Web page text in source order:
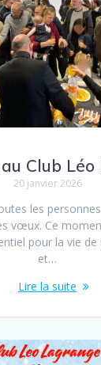
Club
20 janvier 2026
les
vœux. Ce
pour la vie
et…
Lire la suite